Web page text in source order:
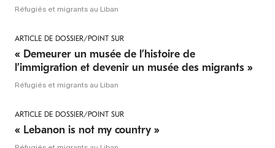
Réfugiés et migrants au Liban
ARTICLE DE DOSSIER/POINT SUR
« Demeurer un musée de l’histoire de
l’immigration et devenir un musée des migrants »
Réfugiés et migrants au Liban
ARTICLE DE DOSSIER/POINT SUR
« Lebanon is not my country »